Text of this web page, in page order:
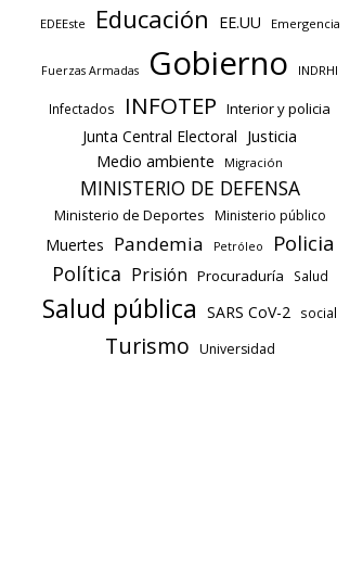
EDEEste Educación EE.UU Emergencia
Fuerzas Armadas Gobierno INDRHI
Infectados INFOTEP Interior y policia
Junta Central Electoral Justicia
Medio ambiente Migración
MINISTERIO DE DEFENSA
Ministerio de Deportes Ministerio público
Muertes Pandemia Petróleo Policia
Política Prisión Procuraduría Salud
Salud pública SARS CoV-2 social
Turismo Universidad